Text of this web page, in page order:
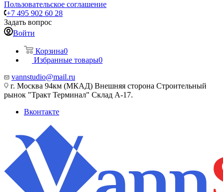
Пользовательское соглашение
+7 495 902 60 28
Задать вопрос
Войти
Корзина0
Избранные товары0
vannstudio@mail.ru
г. Москва 94км (МКАД) Внешняя сторона Строительный
рынок "Тракт Терминал" Склад А-17.
Вконтакте